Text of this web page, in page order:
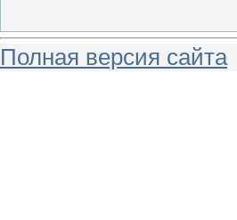
Полная версия сайта